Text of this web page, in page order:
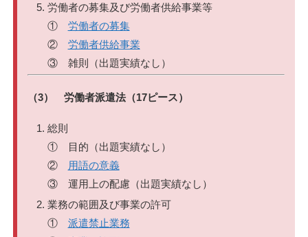
労働者の募集及び労働者供給事業等
① 労働者の募集
② 労働者供給事業
③ 雑則（出題実績なし）
（3） 労働者派遣法（17ピース）
総則
① 目的（出題実績なし）
②
用語の意義
③ 運用上の配慮（出題実績なし）
業務の範囲及び事業の許可
① 派遣禁止業務